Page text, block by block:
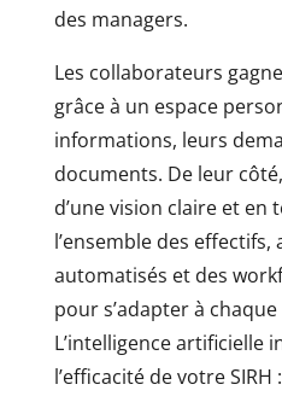
des managers.
Les collaborateurs
grâce à un espace
informations, leurs
documents. De leur
d’une vision claire et en
l’ensemble des
automatisés et des
pour s’adapter à
L’intelligence artificielle
l’efficacité de votre